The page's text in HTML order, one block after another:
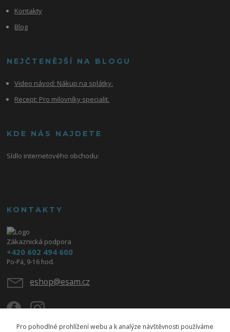
Kontakty
Blog
NEJČTENĚJŠÍ NA BLOGU
Video návod: Nákup na splátky.
Recept: Pro milovníky specialit.
KDE NÁS NAJDETE
Sídlo internetového obchodu:
KONTAKTY
Zákaznická podpora
+420 602 494 600
Po-Pá, 9-16 hod.
eshop@esam.cz
Pro pohodlné prohlížení webu a k analýze návštěvnosti používáme